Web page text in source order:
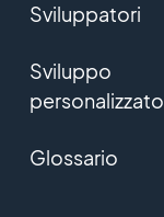
Sviluppatori
Sviluppo
personalizzato
Glossario